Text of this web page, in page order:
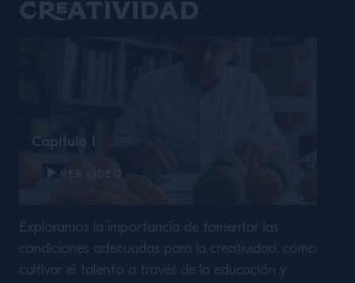
creatividad
Capítulo 1
VER VIDEO
Exploramos la importancia de fomentar las
condiciones adecuadas para la creatividad, cómo
cultivar el talento a través de la educación y